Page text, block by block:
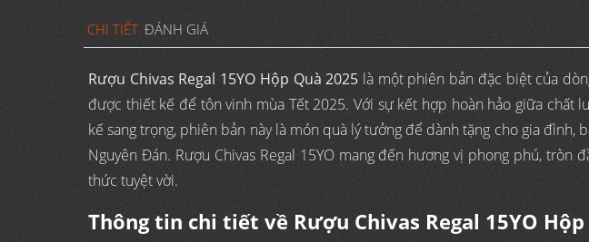
CHI TIẾT ĐÁNH GIÁ
Rượu Chivas Regal 15YO Hộp Quà 2025 là một phiên bản đặc biệt của
được thiết kế để tôn vinh mùa Tết 2025. Với sự kết hợp hoàn hảo giữa chất
kế sang trọng, phiên bản này là món quà lý tưởng để dành tặng cho gia đình,
Nguyên Đán. Rượu Chivas Regal 15YO mang đến hương vị phong phú, tròn
thức tuyệt vời.
Thông tin chi tiết về Rượu Chivas Regal 15YO Hộp